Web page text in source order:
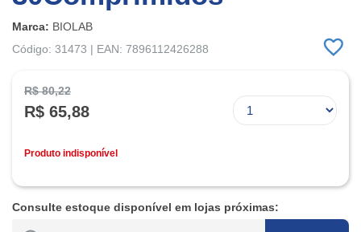
Marca: BIOLAB
Código: 31473 | EAN: 7896112426288
R$ 80,22
R$ 65,88
Produto indisponível
Consulte estoque disponível em lojas próximas: